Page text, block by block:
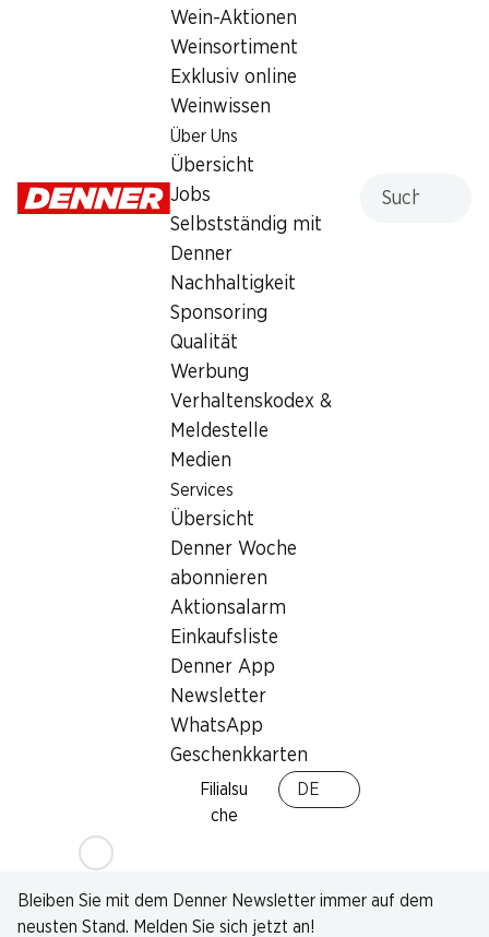
Wein-Aktionen
Weinsortiment
Exklusiv online
Weinwissen
Über Uns
Übersicht
Jobs
Selbstständig mit
Denner
Nachhaltigkeit
Sponsoring
Qualität
Werbung
Verhaltenskodex &
Meldestelle
Medien
Services
Übersicht
Denner Woche
abonnieren
Aktionsalarm
Einkaufsliste
Denner App
Newsletter
WhatsApp
Geschenkkarten
Filialsu
che
DE
Bargeldbezug mit Post - / M-Card
Newsletter
Bleiben Sie mit dem Denner Newsletter immer auf dem
neusten Stand. Melden Sie sich jetzt an!